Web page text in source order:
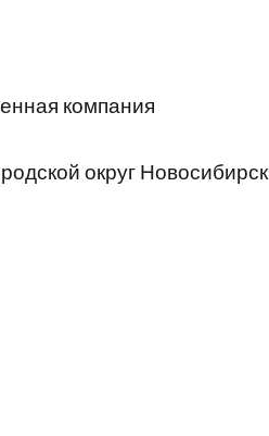
компания
округ Новосибирск